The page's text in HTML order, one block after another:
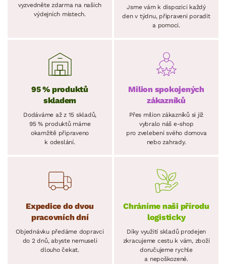
vyzvedněte zdarma na našich
výdejních místech.
Jsme vám k dispozici každý
den v týdnu, připraveni poradit
a pomoci.
95 % produktů
skladem
Dodáváme až z 15 skladů,
95 % produktů máme
okamžitě připraveno
k odeslání.
Milion spokojených
zákazníků
Přes milion zákazníků si již
vybralo náš e-shop
pro zvelebení svého domova
nebo zahrady.
Expedice do dvou
pracovních dní
Objednávku předáme dopravci
do 2 dnů, abyste nemuseli
dlouho čekat.
Chráníme naši přírodu
logisticky
Díky využití skladů prodejen
zkracujeme cestu k vám, zboží
doručujeme rychle
a nepoškozené.